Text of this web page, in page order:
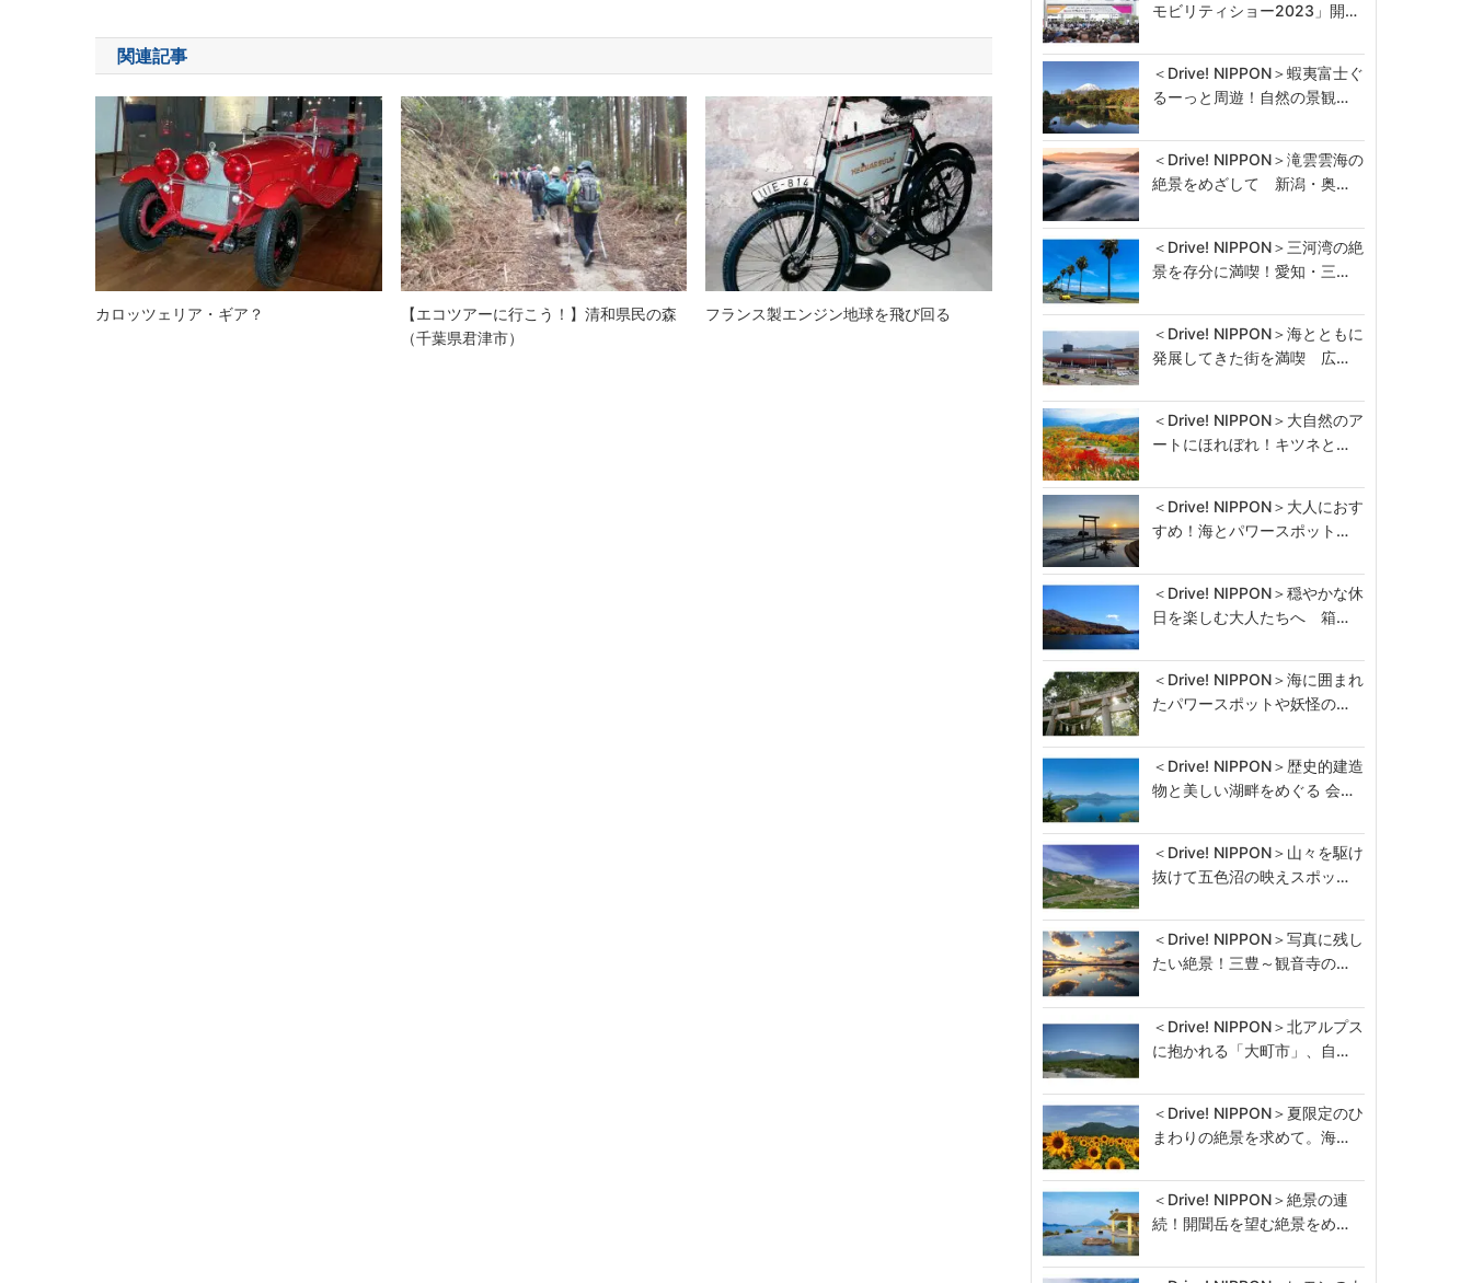
ナ
ビ
ゲ
ー
シ
ョ
ン
関連記事
カロッツェリア・ギア？
【エコツアーに行こう！】清和県民の森
（千葉県君津市）
フランス製エンジン地球を飛び回る
モビリティショー2023」開…
＜Drive! NIPPON＞蝦夷富士ぐ
るーっと周遊！自然の景観…
＜Drive! NIPPON＞滝雲雲海の
絶景をめざして 新潟・奥…
＜Drive! NIPPON＞三河湾の絶
景を存分に満喫！愛知・三…
＜Drive! NIPPON＞海とともに
発展してきた街を満喫 広…
＜Drive! NIPPON＞大自然のア
ートにほれぼれ！キツネと…
＜Drive! NIPPON＞大人におす
すめ！海とパワースポット…
＜Drive! NIPPON＞穏やかな休
日を楽しむ大人たちへ 箱…
＜Drive! NIPPON＞海に囲まれ
たパワースポットや妖怪の…
＜Drive! NIPPON＞歴史的建造
物と美しい湖畔をめぐる 会…
＜Drive! NIPPON＞山々を駆け
抜けて五色沼の映えスポッ…
＜Drive! NIPPON＞写真に残し
たい絶景！三豊～観音寺の…
＜Drive! NIPPON＞北アルプス
に抱かれる「大町市」、自…
＜Drive! NIPPON＞夏限定のひ
まわりの絶景を求めて。海…
＜Drive! NIPPON＞絶景の連
続！開聞岳を望む絶景をめ…